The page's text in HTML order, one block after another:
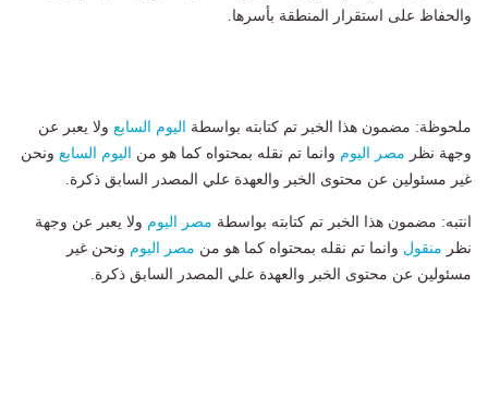
والحفاظ على استقرار المنطقة بأسرها.
ملحوظة: مضمون هذا الخبر تم كتابته بواسطة اليوم السابع ولا يعبر عن
وجهة نظر مصر اليوم وانما تم نقله بمحتواه كما هو من اليوم السابع ونحن
غير مسئولين عن محتوى الخبر والعهدة علي المصدر السابق ذكرة.
انتبه: مضمون هذا الخبر تم كتابته بواسطة مصر اليوم ولا يعبر عن وجهة
نظر منقول وانما تم نقله بمحتواه كما هو من مصر اليوم ونحن غير
مسئولين عن محتوى الخبر والعهدة علي المصدر السابق ذكرة.